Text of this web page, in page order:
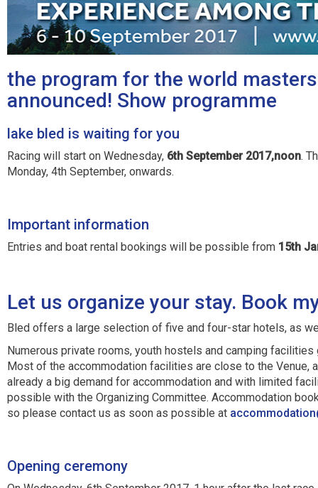
the program for the world
announced! Show programme
lake bled is waiting for you
Racing will start on Wednesday, 6th September 2017,noon.
Monday, 4th September, onwards.
Important information
Entries and boat rental bookings will be possible from 15th
Let us organize your stay. Book
Bled offers a large selection of five and four-star hotels, as
Numerous private rooms, youth hostels and camping
Most of the accommodation facilities are close to the Venue,
already a big demand for accommodation and with limited
possible with the Organizing Committee. Accommodation
so please contact us as soon as possible at noitadommocca
Opening ceremony